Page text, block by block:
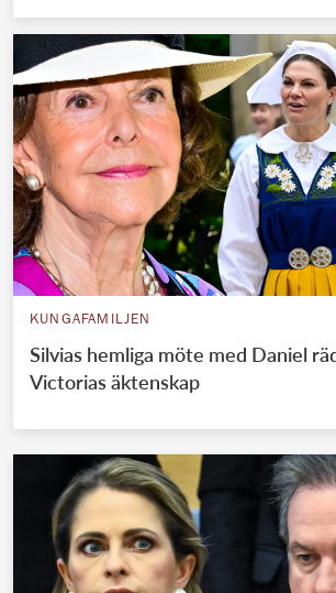
KUNGAFAMILJEN
Silvias hemliga möte med Daniel
Victorias äktenskap